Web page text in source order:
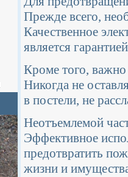
Прежде всего,
Качественное
является
Кроме того,
Никогда не
в постели, не
Неотъемлемой
Эффективное
предотвратить
жизни и